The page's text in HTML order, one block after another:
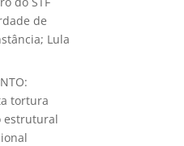
de
Lula
tortura
estrutural